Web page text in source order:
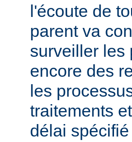
l'écoute de
parent va
surveiller les
encore des
les
traitements
délai